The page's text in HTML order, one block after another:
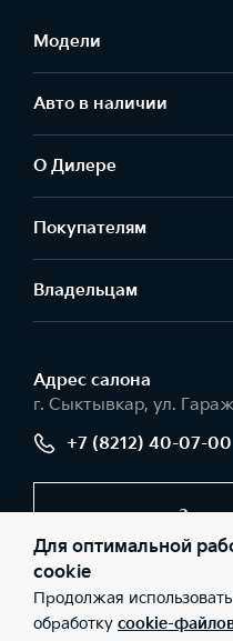
Модели
Авто в наличии
О Дилере
Покупателям
Владельцам
Адрес салонa
г. Сыктывкар, ул.
+7 (8212) 40-07-00
© 2026 Юридические лица
(Фактический адрес: г.
+7 (8212) 40-07-00; ИНН:
Для оптимальной
cookie
Продолжая
обработку cookie-